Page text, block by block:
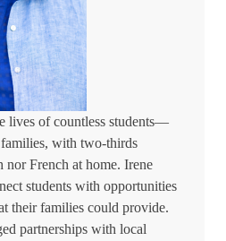
lives of countless students—
with two-thirds
nor French at home. Irene
students with opportunities
their families could provide.
partnerships with local